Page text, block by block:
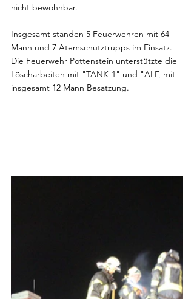
nicht bewohnbar.
Insgesamt standen 5 Feuerwehren mit 64
Mann und 7 Atemschutztrupps im Einsatz.
Die Feuerwehr Pottenstein unterstützte die
Löscharbeiten mit "TANK-1" und "ALF, mit
insgesamt 12 Mann Besatzung.